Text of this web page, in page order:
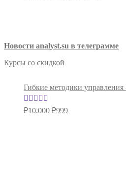
Новости analyst.su в телеграмме
Курсы со скидкой
Гибкие методики
Оценка 4.76
₽10.000 Первоначальная
₽999Текущая